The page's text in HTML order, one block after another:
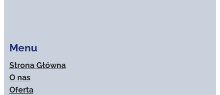
Menu
Strona Główna
O nas
Oferta